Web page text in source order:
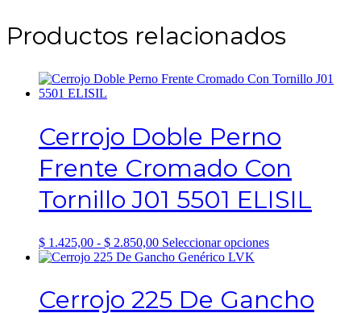
Productos relacionados
Cerrojo Doble Perno
Frente Cromado Con
Tornillo J01 5501 ELISIL
$ 1.425,00 - $ 2.850,00Rango
de
$ 1.425,00
Seleccionar opcionesEste
variantes.
Cerrojo 225 De Gancho